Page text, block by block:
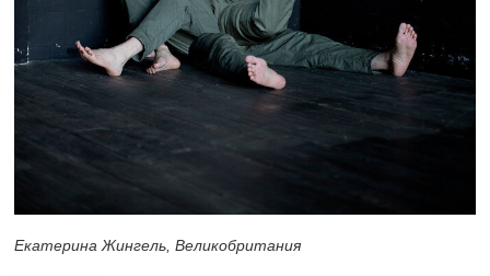
Екатерина Жингель, Великобритания